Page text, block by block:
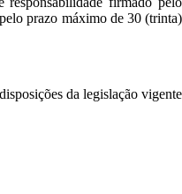
prazo máximo de 30 (trinta)
da legislação vigente